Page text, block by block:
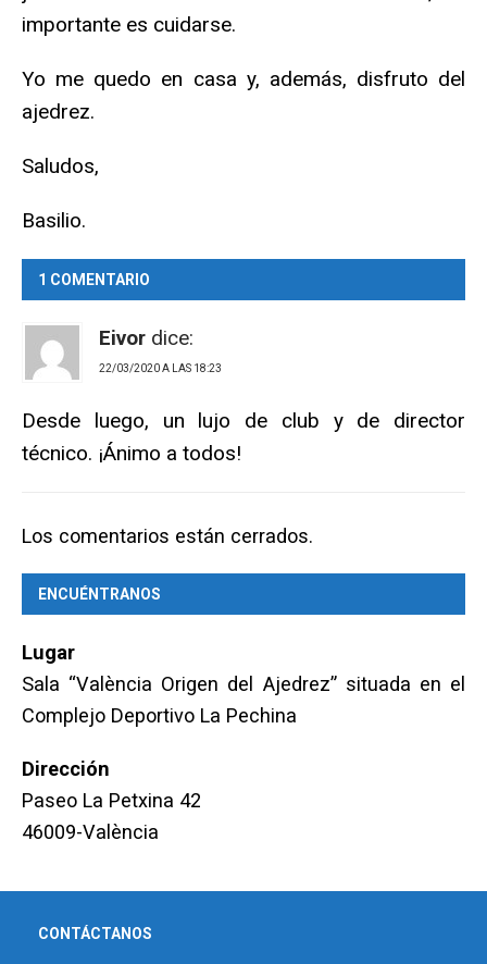
importante es cuidarse.
Yo me quedo en casa y, además, disfruto del
ajedrez.
Saludos,
Basilio.
1 COMENTARIO
Eivor dice:
22/03/2020 A LAS 18:23
Desde luego, un lujo de club y de director
técnico. ¡Ánimo a todos!
Los comentarios están cerrados.
ENCUÉNTRANOS
Lugar
Sala “València Origen del Ajedrez” situada en el
Complejo Deportivo La Pechina
Dirección
Paseo La Petxina 42
46009-València
CONTÁCTANOS